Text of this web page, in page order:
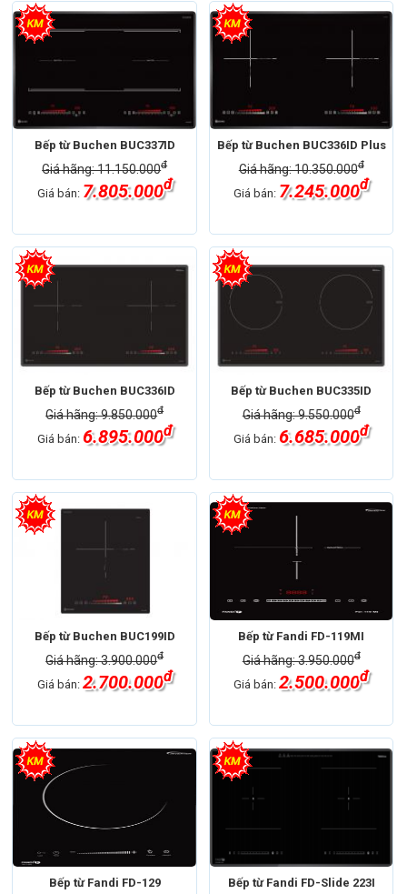
Bếp từ Buchen BUC337ID
Giá hãng: 11.150.000đ
Giá bán: 7.805.000đ
Bếp từ Buchen BUC336ID Plus
Giá hãng: 10.350.000đ
Giá bán: 7.245.000đ
Bếp từ Buchen BUC336ID
Giá hãng: 9.850.000đ
Giá bán: 6.895.000đ
Bếp từ Buchen BUC335ID
Giá hãng: 9.550.000đ
Giá bán:6.685.000đ
Bếp từ Buchen BUC199ID
Giá hãng: 3.900.000đ
Giá bán: 2.700.000đ
Bếp từ Fandi FD-119MI
Giá hãng: 3.950.000đ
Giá bán:2.500.000đ
Bếp từ Fandi FD-129 Bếp từ Fandi FD-Slide 223I